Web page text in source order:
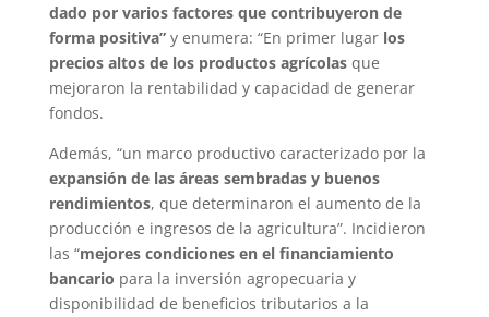
dado por varios factores que contribuyeron de
forma positiva”y enumera: “En primer lugar los
precios altos de los productos agrícolasque
mejoraron la rentabilidad y capacidad de generar
fondos.
Además, “un marco productivo caracterizado por la
expansión de las áreas sembradas y buenos
rendimientos, que determinaron el aumento de la
producción e ingresos de la agricultura”. Incidieron
las “mejores condiciones en el financiamiento
bancario para la inversión agropecuaria y
disponibilidad de beneficios tributarios a la